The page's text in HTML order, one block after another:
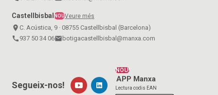
Castellbisbal NOUVeure més
place C. Acústica, 9 · 08755 Castellbisbal (Barcelona)
call 937 50 34 06email botigacastellbisbal@manxa.com
NOU!
APP Manxa
Lectura codis EAN
Segueix-nos!